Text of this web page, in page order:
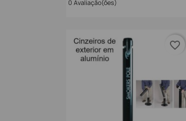
0 Avaliação(ões)
favorite_border